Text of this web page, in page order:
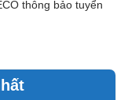
thông bảo tuyển